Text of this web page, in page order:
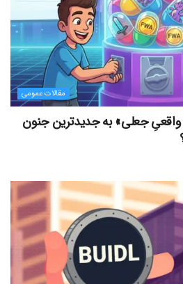
مقالات عمومی
واقعیِ جعلی» به جدیدترین جنون